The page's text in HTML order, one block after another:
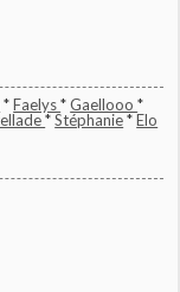
*Faelys*Gaellooo*
*Stéphanie*Elo